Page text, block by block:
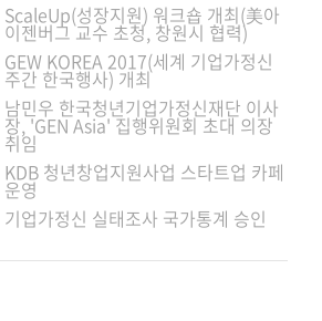
ScaleUp(성장지원) 워크숍 개최(美아
이젠버그 교수 초청, 창원시 협력)
GEW KOREA 2017(세계 기업가정신
주간 한국행사) 개최
남민우 한국청년기업가정신재단 이사
장, 'GEN Asia' 집행위원회 초대 의장
취임
KDB 청년창업지원사업 스타트업 카페
운영
기업가정신 실태조사 국가통계 승인